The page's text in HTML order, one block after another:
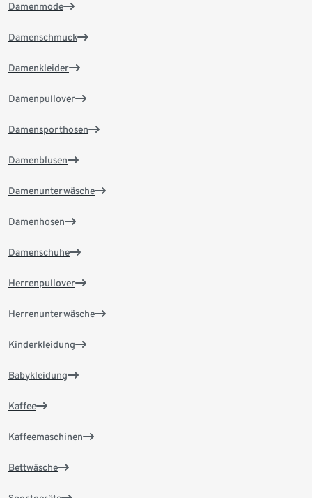
Damenmode
Damenschmuck
Damenkleider
Damenpullover
Damensporthosen
Damenblusen
Damenunterwäsche
Damenhosen
Damenschuhe
Herrenpullover
Herrenunterwäsche
Kinderkleidung
Babykleidung
Kaffee
Kaffeemaschinen
Bettwäsche